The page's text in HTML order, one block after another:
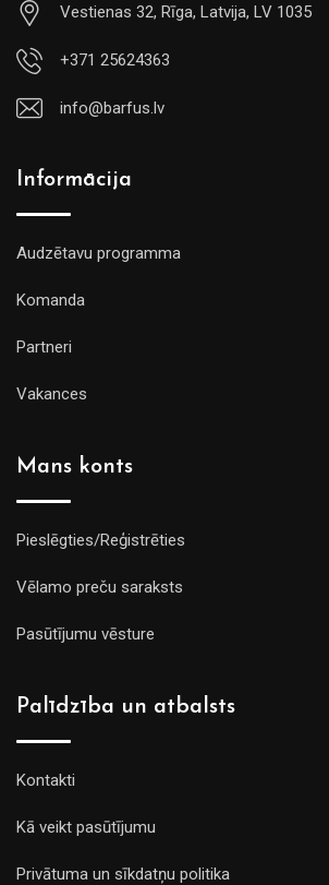
Vestienas 32, Rīga, Latvija, LV 1035
+371 25624363
info@barfus.lv
Informācija
Audzētavu programma
Komanda
Partneri
Vakances
Mans konts
Pieslēgties/Reģistrēties
Vēlamo preču saraksts
Pasūtījumu vēsture
Palīdzība un atbalsts
Kontakti
Kā veikt pasūtījumu
Privātuma un sīkdatņu politika